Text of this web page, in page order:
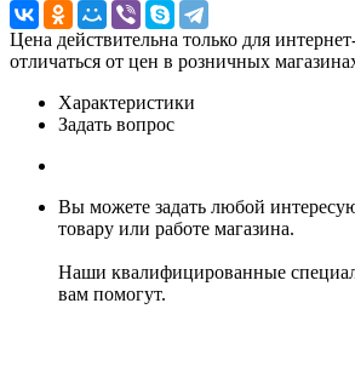
Цена действительна только для
отличаться от цен в розничных
Характеристики
Задать вопрос
Вы можете задать любой
товару или работе магазина.
Наши квалифицированные
вам помогут.